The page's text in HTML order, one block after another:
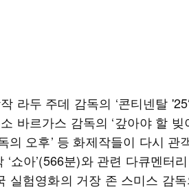
라두 주데 감독의 ‘콘티넨탈
바르가스 감독의 ‘갚아야 할 빚
의 오후’ 등 화제작들이 다시 관
쇼아’(566분)와 관련 다큐멘터
실험영화의 거장 존 스미스 감